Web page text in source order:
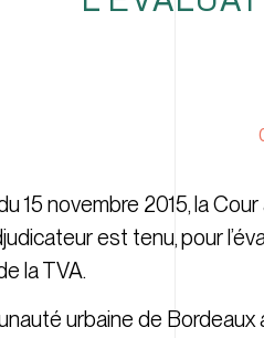
15 novembre 2015, la
est tenu, pour
la TVA.
urbaine de